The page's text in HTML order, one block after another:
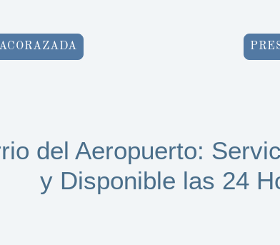
del Aeropuerto:
y Disponible las 24